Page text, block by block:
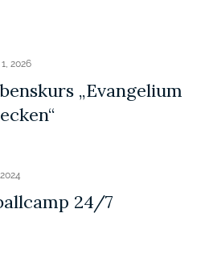
2026
„Evangelium
24/7